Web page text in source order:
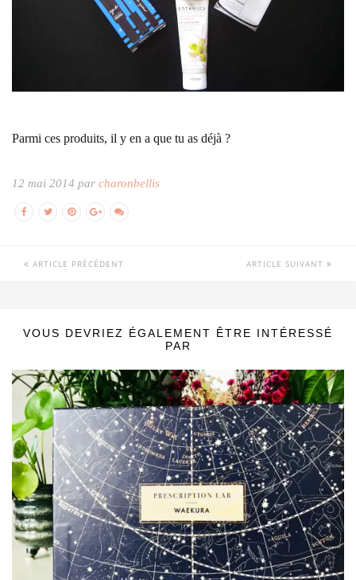
Parmi ces produits, il y en a que tu as déjà ?
12 mai 2014 par charonbellis
ARTICLE PRÉCÉDENT ARTICLE SUIVANT
VOUS DEVRIEZ ÉGALEMENT ÊTRE INTÉRESSÉ
PAR